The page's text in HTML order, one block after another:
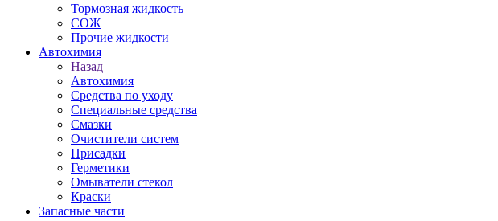
Тормозная жидкость
СОЖ
Прочие жидкости
Автохимия
Назад
Автохимия
Средства по уходу
Специальные средства
Смазки
Очистители систем
Присадки
Герметики
Омыватели стекол
Краски
Запасные части